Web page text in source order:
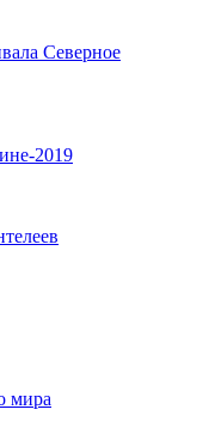
Северное
2019
мира